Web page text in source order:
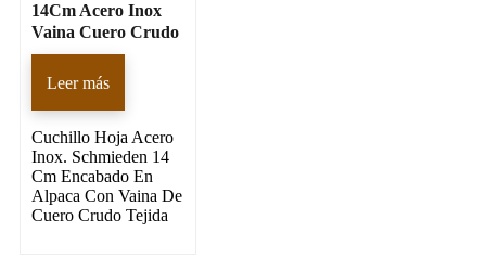
14Cm Acero Inox
Vaina Cuero Crudo
Leer más
Cuchillo Hoja Acero
Inox. Schmieden 14
Cm Encabado En
Alpaca Con Vaina De
Cuero Crudo Tejida